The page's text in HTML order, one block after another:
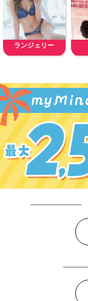
ランジェリー